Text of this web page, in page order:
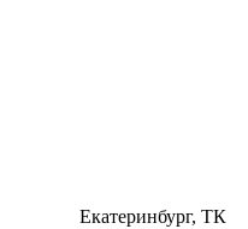
Екатеринбург, ТК